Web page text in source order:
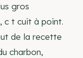
gros
c t cuit à point.
de la recette
charbon,